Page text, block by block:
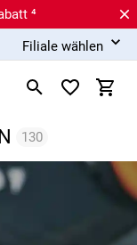
⁴
Filiale wählen
130